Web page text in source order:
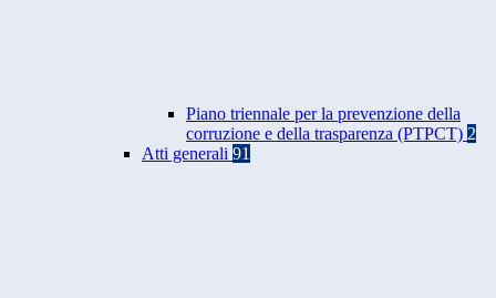
Piano triennale per la prevenzione della
corruzione e della trasparenza (PTPCT) 2
Atti generali 91